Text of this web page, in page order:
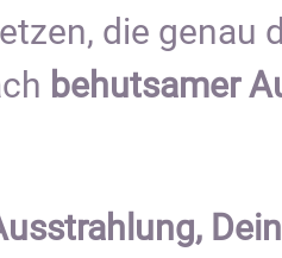
die genau
behutsamer